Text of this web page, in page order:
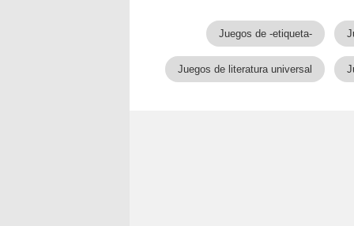
Juegos de -etiqueta-
Juegos de literatura universal